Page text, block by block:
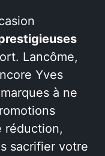
Lancôme,
Yves
à ne
réduction,
sacrifier votre